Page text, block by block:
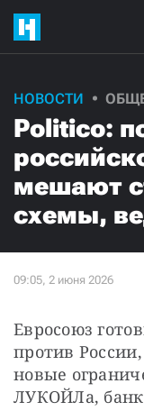
НОВОСТИ
Politico:
мешают
схемы,
Евросоюз
против
новые
ЛУКОЙЛа,